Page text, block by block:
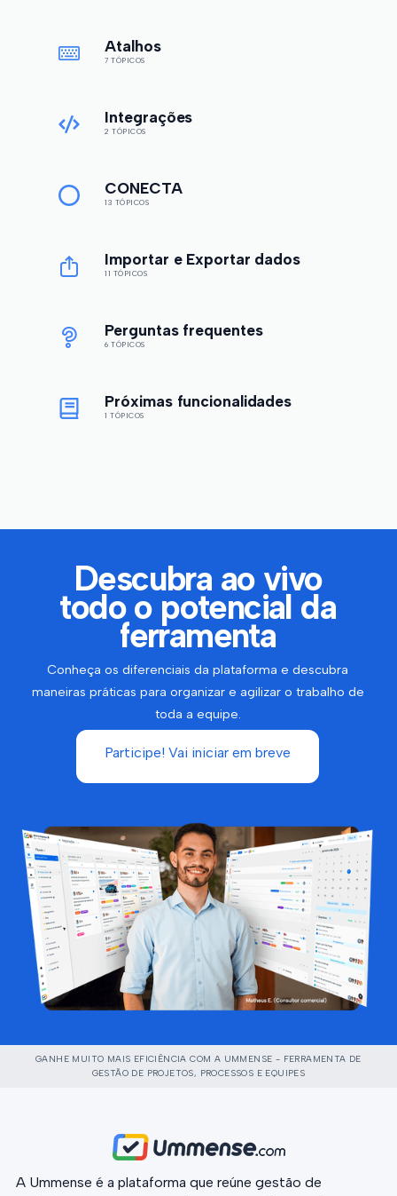
Atalhos
7 TÓPICOS
Integrações
2 TÓPICOS
CONECTA
13 TÓPICOS
Importar e Exportar dados
11 TÓPICOS
Perguntas frequentes
6 TÓPICOS
Próximas funcionalidades
1 TÓPICOS
Descubra ao vivo
todo o potencial da
ferramenta
Conheça os diferenciais da plataforma e descubra
maneiras práticas para organizar e agilizar o trabalho de
toda a equipe.
Participe! Vai iniciar em breve
GANHE MUITO MAIS EFICIÊNCIA COM A UMMENSE - FERRAMENTA DE
GESTÃO DE PROJETOS, PROCESSOS E EQUIPES
A Ummense é a plataforma que reúne gestão de